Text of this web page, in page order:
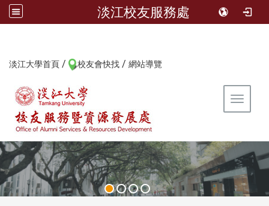
淡江校友服務處
淡江大學首頁 / 校友會快找 / 網站導覽
Toggle